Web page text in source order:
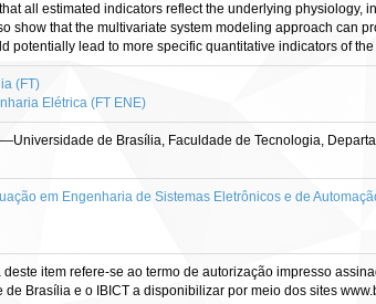
all estimated indicators reflect the underlying
show that the multivariate system modeling approach can
potentially lead to more specific quantitative indicators of the
(FT)
Elétrica (FT ENE)
de Brasília, Faculdade de Tecnologia,
em Engenharia de Sistemas Eletrônicos e de
item refere-se ao termo de autorização impresso
Brasília e o IBICT a disponibilizar por meio dos sites